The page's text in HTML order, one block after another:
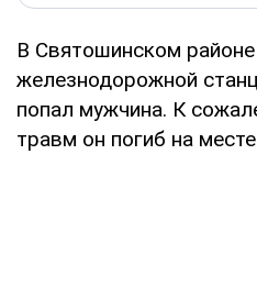
В Святошинском
железнодорожной
попал мужчина. К
травм он погиб на